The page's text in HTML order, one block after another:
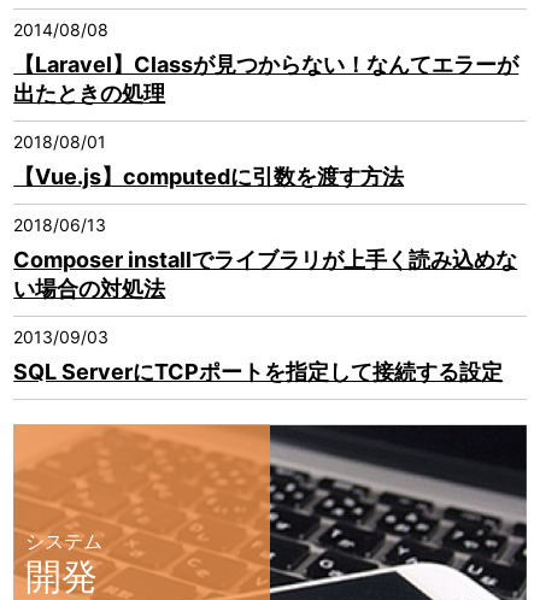
2014/08/08
【Laravel】Classが見つからない！なんてエラーが
出たときの処理
2018/08/01
【Vue.js】computedに引数を渡す方法
2018/06/13
Composer installでライブラリが上手く読み込めな
い場合の対処法
2013/09/03
SQL ServerにTCPポートを指定して接続する設定
システム
開発